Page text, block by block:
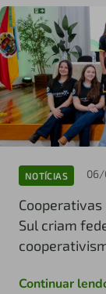
NOTÍCIAS
Cooperativas
Sul criam
Continuar